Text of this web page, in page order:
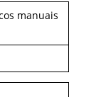
manuais